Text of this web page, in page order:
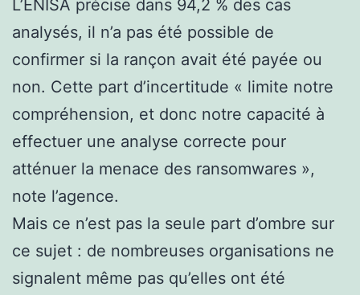
L’ENISA précise dans 94,2 % des cas
analysés, il n’a pas été possible de
confirmer si la rançon avait été payée ou
non. Cette part d’incertitude « limite notre
compréhension, et donc notre capacité à
effectuer une analyse correcte pour
atténuer la menace des ransomwares »,
note l’agence.
Mais ce n’est pas la seule part d’ombre sur
ce sujet : de nombreuses organisations ne
signalent même pas qu’elles ont été